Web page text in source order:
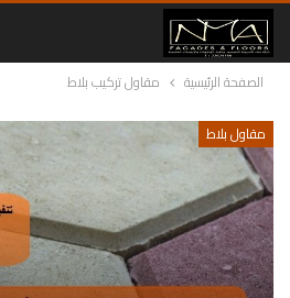
الصفحة الرئيسية مقاول تركيب بلاط
مقاول بلاط